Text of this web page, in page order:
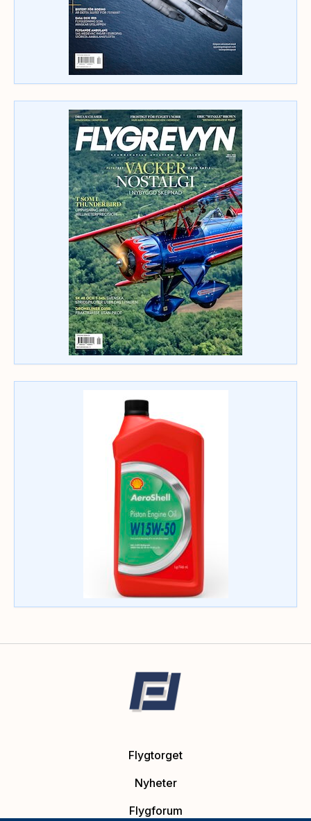
Flygtorget
Nyheter
Flygforum